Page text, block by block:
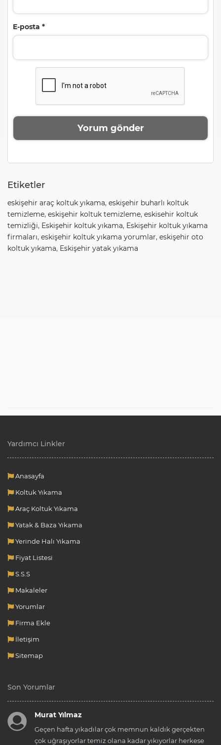
E-posta *
Etiketler
eskişehir araç koltuk yıkama, eskişehir buharlı koltuk
temizleme, eskişehir koltuk temizleme, eskisehir koltuk
temizliği, Eskişehir koltuk yıkama, Eskişehir koltuk yıkama
firmaları, eskişehir koltuk yıkama yorumlar, eskişehir oto
koltuk yıkama, Eskişehir yatak yıkama
Yardımcı Linkler
Anasayfa
Koltuk Yıkama
Araç Koltuk Yıkama
Yatak & Baza Yıkama
Yerinde Halı Yıkama
Fiyat Listesi
S.S.S
Makaleler
Yorumlar
Firma Ekle
İletişim
Sitemap
Son Yorumlar
Murat Yılmaz
Geçen hafta yıkadılar çok memnun kaldık gerçekten
çok uğraşıyorlar temiz olana kadar yıkıyorlar herkese